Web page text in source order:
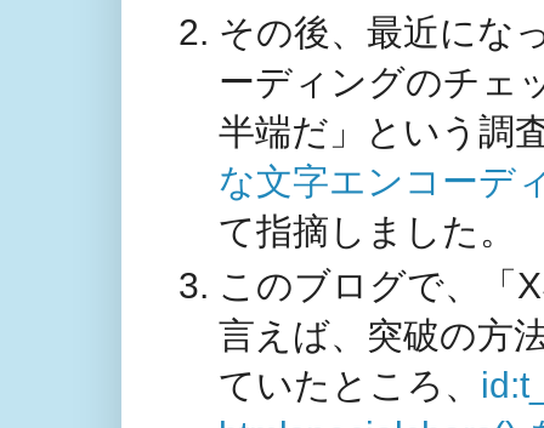
その後、最近にな
ーディングのチェ
半端だ」という調
な文字エンコーデ
て指摘しました。
このブログで、「
言えば、突破の方
ていたところ、